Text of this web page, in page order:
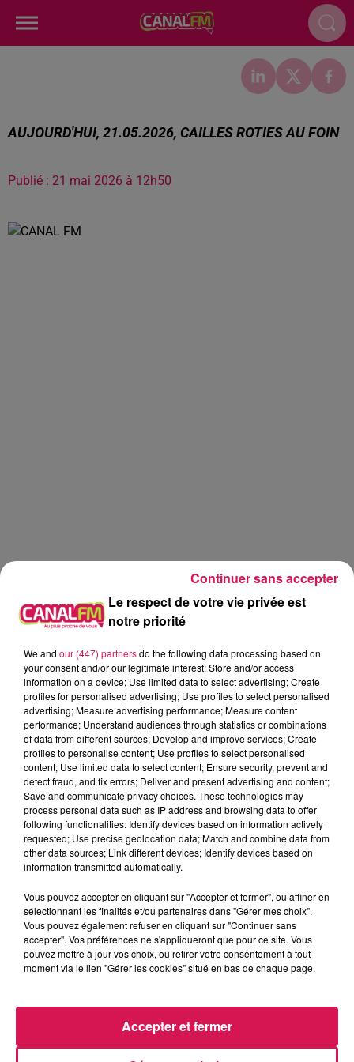
AUJOURD'HUI, 21.05.2026, CAILLES ROTIES AU FOIN
Publié : 21 mai 2026 à 12h50
Geoffrey Deloux
Aujourd'hui, 21.05.2026, Cailles roties au foin
0:00 2 min 25 sec
21 mai 2026 - 2 min 25 sec
AUJOURD'HUI, 21.05.2026, CAILLES ROTIES AU
FOIN
Du lundi au vendredi à 11h45, Mamie Coquillette retrouve
Geoffrey pour une recette de cuisine à sa manière
Le respect de votre vie privée est
notre priorité
We and our (447) partnersdo the following data processing based on
your consent and/or our legitimate interest: Store and/or access
information on a device; Use limited data to select advertising; Create
profiles for personalised advertising; Use profiles to select personalised
advertising; Measure advertising performance; Measure content
performance; Understand audiences through statistics or combinations
of data from different sources; Develop and improve services; Create
profiles to personalise content; Use profiles to select personalised
content; Use limited data to select content; Ensure security, prevent and
detect fraud, and fix errors; Deliver and present advertising and content;
Save and communicate privacy choices. These technologies may
process personal data such as IP address and browsing data to offer
following functionalities: Identify devices based on information actively
requested; Use precise geolocation data; Match and combine data from
other data sources; Link different devices; Identify devices based on
information transmitted automatically.
Vous pouvez accepter en cliquant sur "Accepter et fermer", ou affiner en
sélectionnant les finalités et/ou partenaires dans "Gérer mes choix".
Vous pouvez également refuser en cliquant sur "Continuer sans
accepter". Vos préférences ne s'appliqueront que pour ce site. Vous
pouvez mettre à jour vos choix, ou retirer votre consentement à tout
moment via le lien "Gérer les cookies" situé en bas de chaque page.
Accepter et fermer
Continuer sans accepter